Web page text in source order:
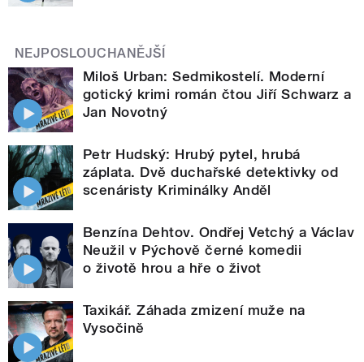
NEJPOSLOUCHANĚJŠÍ
Miloš Urban: Sedmikostelí. Moderní
gotický krimi román čtou Jiří Schwarz a
Jan Novotný
Petr Hudský: Hrubý pytel, hrubá
záplata. Dvě duchařské detektivky od
scenáristy Kriminálky Anděl
Benzína Dehtov. Ondřej Vetchý a Václav
Neužil v Pýchově černé komedii
o životě hrou a hře o život
Taxikář. Záhada zmizení muže na
Vysočině